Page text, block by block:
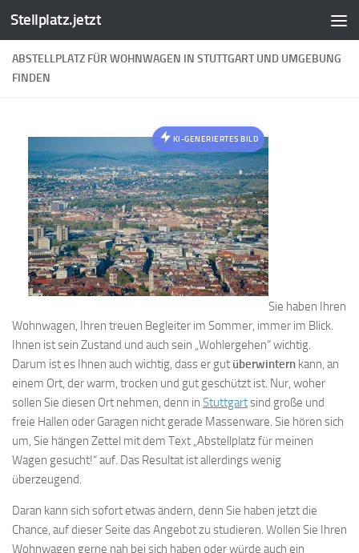
Zum Inhalt springen
Stellplatz.jetzt
ABSTELLPLATZ FÜR WOHNWAGEN IN STUTTGART UND UMGEBUNG
FINDEN
KI-GENERIERTES BILD
Sie haben Ihren
Wohnwagen, Ihren treuen Begleiter im Sommer, immer im Blick.
Ihnen ist sein Zustand und auch sein „Wohlergehen“ wichtig.
Darum ist es Ihnen auch wichtig, dass er gut überwintern kann, an
einem Ort, der warm, trocken und gut geschützt ist. Nur, woher
sollen Sie diesen Ort nehmen, denn in Stuttgartsind große und
freie Hallen oder Garagen nicht gerade Massenware. Sie hören sich
um, Sie hängen Zettel mit dem Text „Abstellplatz für meinen
Wagen gesucht!“ auf. Das Resultat ist allerdings wenig
überzeugend.
Daran kann sich sofort etwas ändern, denn Sie haben jetzt die
Chance, auf dieser Seite das Angebot zu studieren. Wollen Sie Ihren
Wohnwagen gerne nah bei sich haben oder würde auch ein